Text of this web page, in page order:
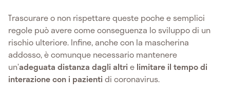
Trascurare o non rispettare queste poche e semplici
regole può avere come conseguenza lo sviluppo di un
rischio ulteriore. Infine, anche con la mascherina
addosso, è comunque necessario mantenere
un’adeguata distanza dagli altrie limitare il tempo di
interazione con i pazientidi coronavirus.